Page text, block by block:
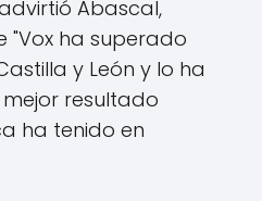
Abascal,
"Vox ha superado
y León y lo ha
resultado
ha tenido en